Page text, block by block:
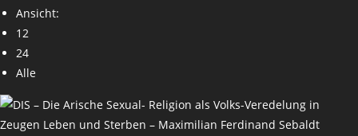
Ansicht:
12
24
Alle